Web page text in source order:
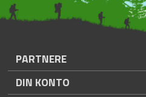
PARTNERE
DIN KONTO